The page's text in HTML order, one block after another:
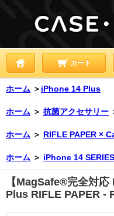
カート
ホーム ＞ iPhone 14 Plus
ホーム ＞ 抗菌アクセサリー
ホーム ＞ RIFLE PAPER ×
ホーム ＞ iPhone 14 SERIES
【MagSafe®完全対
Plus RIFLE PAPER -